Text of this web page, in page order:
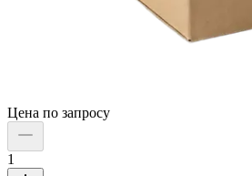
Цена по запросу
1